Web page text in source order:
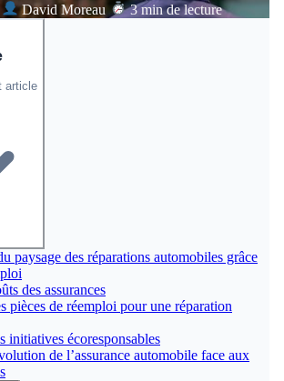
David Moreau 3 min de lecture
article
paysage des réparations automobiles grâce
des assurances
pièces de réemploi pour une réparation
initiatives écoresponsables
de l’assurance automobile face aux